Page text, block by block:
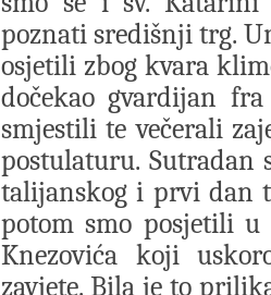
poznati središnji trg.
osjetili zbog kvara
dočekao gvardijan
smjestili te večerali
postulaturu.
talijanskog i prvi dan
potom smo posjetili
Knezovića koji
zavjete. Bila je to